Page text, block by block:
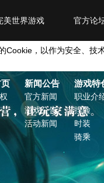
官方论
美世界游戏
Cookie ，以作为安全、技
新闻公告
官方新闻
游戏公告
活动新闻
游戏特
职业介
捏脸
时装
骑乘